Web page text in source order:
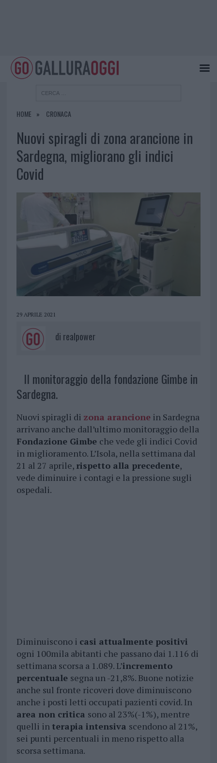
HOME CRONACA
Nuovi spiragli di zona arancione in
Sardegna, migliorano gli indici
Covid
29 APRILE 2021
di realpower
Il monitoraggio della fondazione Gimbe in
Sardegna.
Nuovi spiragli di zona arancionein Sardegna
arrivano anche dall’ultimo monitoraggio della
Fondazione Gimbe che vede gli indici Covid
in miglioramento. L’Isola, nella settimana dal
21 al 27 aprile, rispetto alla precedente,
vede diminuire i contagi e la pressione sugli
ospedali.
Diminuiscono i casi attualmente positivi
ogni 100mila abitanti che passano dai 1.116 di
settimana scorsa a 1.089. L’incremento
percentuale segna un -21,8%. Buone notizie
anche sul fronte ricoveri dove diminuiscono
anche i posti letti occupati pazienti covid. In
area non critica sono al 23%(-1%), mentre
quelli in terapia intensiva scendono al 21%,
sei punti percentuali in meno rispetto alla
scorsa settimana.